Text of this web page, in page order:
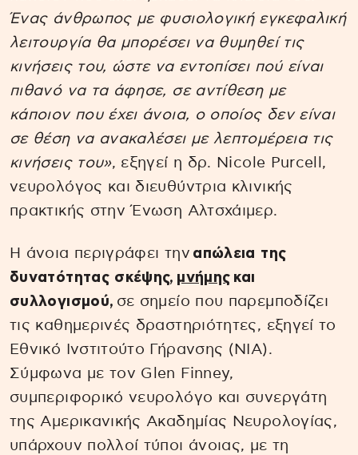
Ένας άνθρωπος με φυσιολογική εγκεφαλική
λειτουργία θα μπορέσει να θυμηθεί τις
κινήσεις του, ώστε να εντοπίσει πού είναι
πιθανό να τα άφησε, σε αντίθεση με
κάποιον που έχει άνοια, ο οποίος δεν είναι
σε θέση να ανακαλέσει με λεπτομέρεια τις
κινήσεις του», εξηγεί η δρ. Nicole Purcell,
νευρολόγος και διευθύντρια κλινικής
πρακτικής στην Ένωση Αλτσχάιμερ.
Η άνοια περιγράφει την απώλεια της
δυνατότητας σκέψης, μνήμης και
συλλογισμού, σε σημείο που παρεμποδίζει
τις καθημερινές δραστηριότητες, εξηγεί το
Εθνικό Ινστιτούτο Γήρανσης (NIA).
Σύμφωνα με τον Glen Finney,
συμπεριφορικό νευρολόγο και συνεργάτη
της Αμερικανικής Ακαδημίας Νευρολογίας,
υπάρχουν πολλοί τύποι άνοιας, με τη